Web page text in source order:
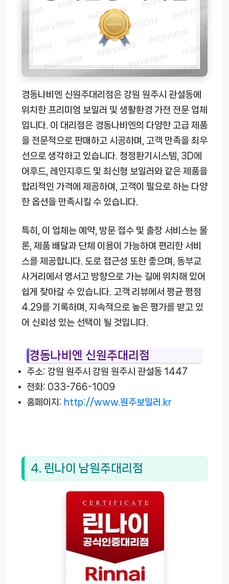
경동나비엔 신원주대리점은 강원 원주시 관설동에
위치한 프리미엄 보일러 및 생활환경 가전 전문 업체
입니다. 이 대리점은 경동나비엔의 다양한 고급 제품
을 전문적으로 판매하고 시공하며, 고객 만족을 최우
선으로 생각하고 있습니다. 청정환기시스템, 3D에
어후드, 레인지후드 및 최신형 보일러와 같은 제품을
합리적인 가격에 제공하여, 고객이 필요로 하는 다양
한 옵션을 만족시킬 수 있습니다.
특히, 이 업체는 예약, 방문 접수 및 출장 서비스는 물
론, 제품 배달과 단체 이용이 가능하여 편리한 서비
스를 제공합니다. 도로 접근성 또한 좋으며, 동부교
사거리에서 영서고 방향으로 가는 길에 위치해 있어
쉽게 찾아갈 수 있습니다. 고객 리뷰에서 평균 평점
4.29를 기록하며, 지속적으로 높은 평가를 받고 있
어 신뢰성 있는 선택이 될 것입니다.
경동나비엔 신원주대리점
주소: 강원 원주시 강원 원주시 관설동 1447
전화: 033-766-1009
홈페이지: http://www.원주보일러.kr
4. 린나이 남원주대리점